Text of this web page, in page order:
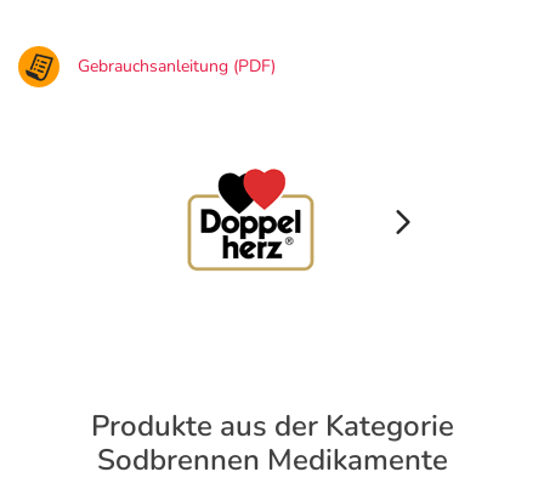
Gebrauchsanleitung (PDF)
Produkte aus der Kategorie
Sodbrennen Medikamente